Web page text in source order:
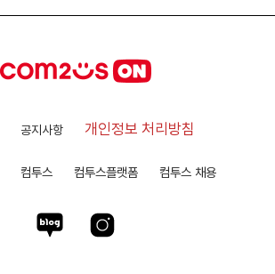
공지사항 개인정보 처리방침
컴투스 컴투스플랫폼 컴투스 채용